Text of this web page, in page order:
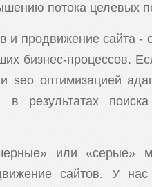
потока целевых
и продвижение сайта -
бизнес-процессов.
и seo оптимизацией
результатах
или «серые»
сайтов. У